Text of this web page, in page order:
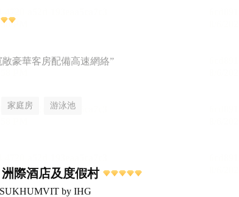
敞豪華客房配備高速網絡”
家庭房 游泳池
際酒店及度假村
by IHG